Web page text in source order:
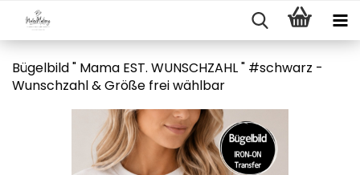
Bügelbild " Mama EST. WUNSCHZAHL " #schwarz -
Wunschzahl & Größe frei wählbar